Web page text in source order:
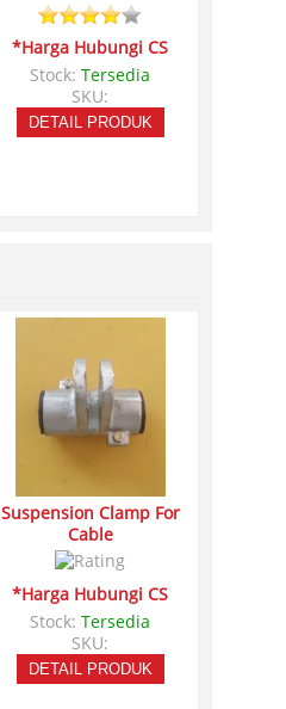
*Harga Hubungi CS
Stock:Tersedia
SKU:
DETAIL PRODUK
Suspension Clamp For
Cable
*Harga Hubungi CS
Stock:Tersedia
SKU:
DETAIL PRODUK